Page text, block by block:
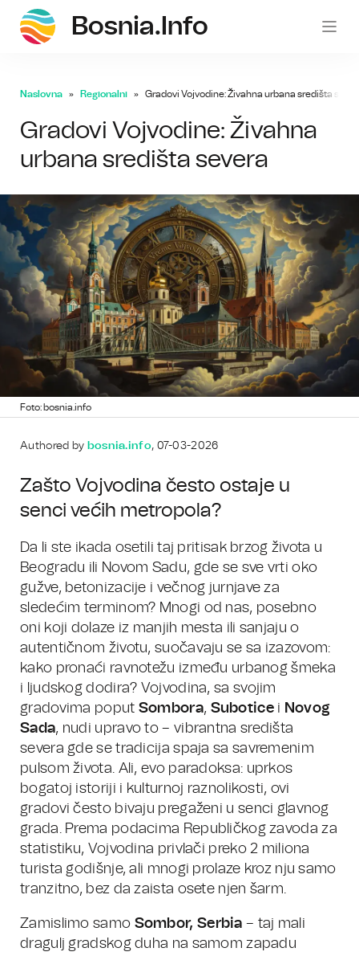
Bosnia.info
Naslovna Regionalni Gradovi Vojvodine: Živahna urbana središta
Gradovi Vojvodine: Živahna
urbana središta severa
Foto: bosnia.info
Authored by bosnia.info, 07-03-2026
Zašto Vojvodina često ostaje u
senci većih metropola?
Da li ste ikada osetili taj pritisak brzog života u
Beogradu ili Novom Sadu, gde se sve vrti oko
gužve, betonizacije i večnog jurnjave za
sledećim terminom? Mnogi od nas, posebno
oni koji dolaze iz manjih mesta ili sanjaju o
autentičnom životu, suočavaju se sa izazovom:
kako pronaći ravnotežu između urbanog šmeka
i ljudskog dodira? Vojvodina, sa svojim
gradovima poput Sombora, Suboticei Novog
Sada, nudi upravo to – vibrantna središta
severa gde se tradicija spaja sa savremenim
pulsom života. Ali, evo paradoksa: uprkos
bogatoj istoriji i kulturnoj raznolikosti, ovi
gradovi često bivaju pregaženi u senci glavnog
grada. Prema podacima Republičkog zavoda za
statistiku, Vojvodina privlači preko 2 miliona
turista godišnje, ali mnogi prolaze kroz nju samo
tranzitno, bez da zaista osete njen šarm.
Zamislimo samo Sombor, Serbia – taj mali
dragulj gradskog duha na samom zapadu